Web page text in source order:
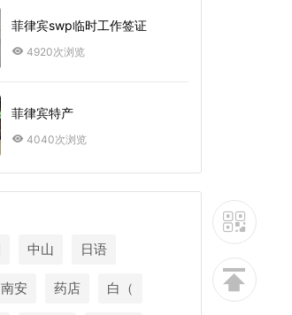
菲律宾swp临时工作签证
4920次浏览
菲律宾特产
4040次浏览
中山 日语
南安 药店 白（